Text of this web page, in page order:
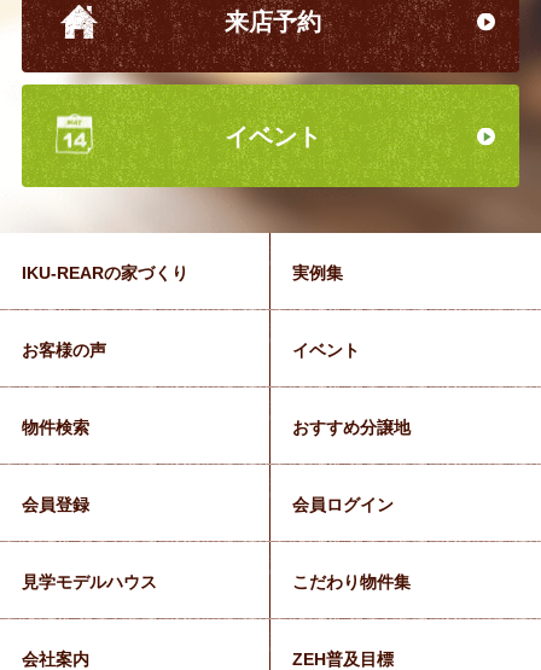
来店予約
イベント
IKU-REARの家づくり 実例集
お客様の声 イベント
物件検索 おすすめ分譲地
会員登録 会員ログイン
見学モデルハウス こだわり物件集
会社案内 ZEH普及目標